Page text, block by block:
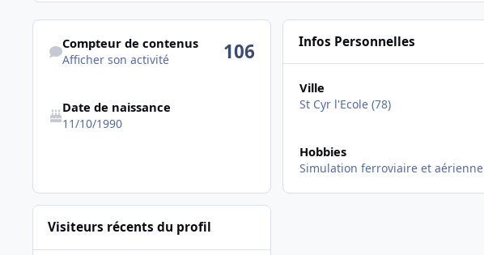
Afficher son activité
Compteur de contenus
Afficher son activité 106
Date de naissance
11/10/1990
Infos Personnelles
Ville
St Cyr l'Ecole (78)
Hobbies
Simulation ferroviaire et aérienne
Visiteurs récents du profil